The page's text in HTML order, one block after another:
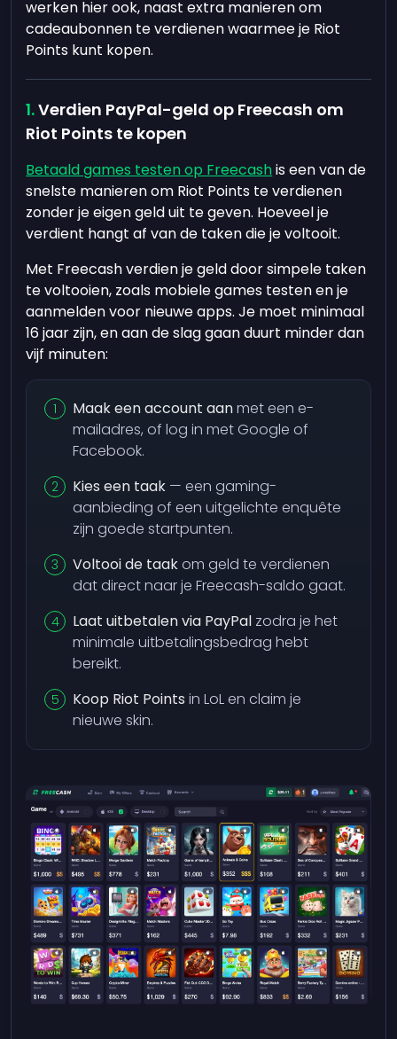
werken hier ook, naast extra manieren om
cadeaubonnen te verdienen waarmee je Riot
Points kunt kopen.
Verdien PayPal-geld op Freecash om
Riot Points te kopen
Betaald games testen op Freecashis een van de
snelste manieren om Riot Points te verdienen
zonder je eigen geld uit te geven. Hoeveel je
verdient hangt af van de taken die je voltooit.
Met Freecash verdien je geld door simpele taken
te voltooien, zoals mobiele games testen en je
aanmelden voor nieuwe apps. Je moet minimaal
16 jaar zijn, en aan de slag gaan duurt minder dan
vijf minuten:
Maak een account aanmet een e-
mailadres, of log in met Google of
Facebook.
Kies een taak — een gaming-
aanbieding of een uitgelichte enquête
zijn goede startpunten.
Voltooi de taak om geld te verdienen
dat direct naar je Freecash-saldo gaat.
Laat uitbetalen via PayPal zodra je het
minimale uitbetalingsbedrag hebt
bereikt.
Koop Riot Points in LoL en claim je
nieuwe skin.